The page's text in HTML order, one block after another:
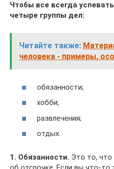
Чтобы все всегда
четыре группы дел:
Читайте также:
человека - примеры,
обязанности;
хобби;
развлечения;
отдых.
1. Обязанности. Это то, что